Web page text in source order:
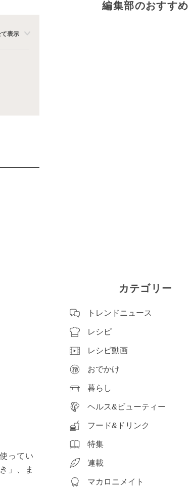
表示
ってい
」、ま
編集部のおすすめ
カテゴリー
トレンドニュース
レシピ
レシピ動画
おでかけ
暮らし
ヘルス&ビューティー
フード&ドリンク
特集
連載
マカロニメイト